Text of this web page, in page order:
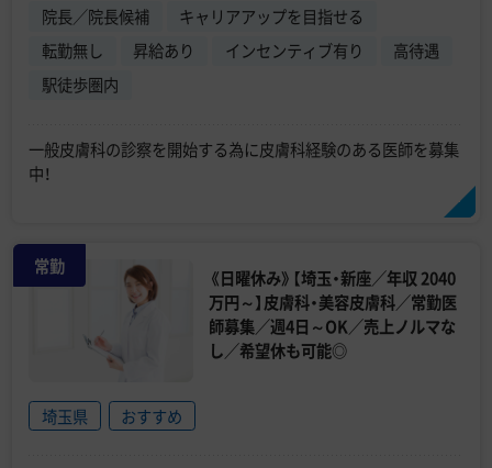
院長／院長候補
キャリアアップを目指せる
転勤無し
昇給あり インセンティブ有り
高待遇
駅徒歩圏内
一般皮膚科の診察を開始する為に皮膚科経験のある医師を募集
中！
常勤
《日曜休み》【埼玉・新座／年収 2040
万円～】皮膚科・美容皮膚科／常勤医
師募集／週4日～OK／売上ノルマな
し／希望休も可能◎
埼玉県 おすすめ